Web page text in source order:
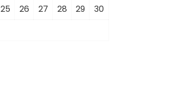
25 26 27 28 29
30